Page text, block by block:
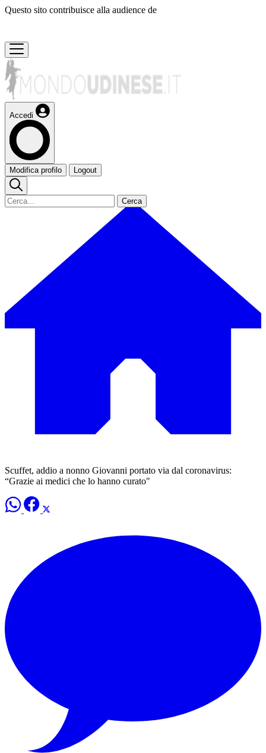
Questo sito contribuisce alla audience de
Accedi
Modifica profilo Logout
Cerca
Scuffet, addio a nonno Giovanni portato via dal coronavirus:
“Grazie ai medici che lo hanno curato"